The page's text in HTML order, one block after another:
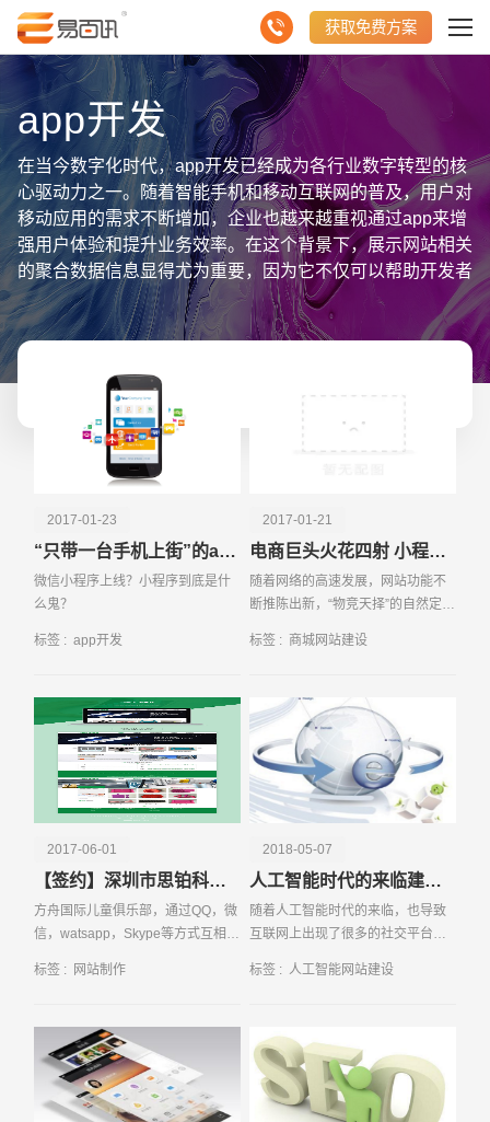
获取免费方案
app开发
在当今数字化时代，app开发已经成为各行业数字转型的核
心驱动力之一。随着智能手机和移动互联网的普及，用户对
移动应用的需求不断增加，企业也越来越重视通过app来增
强用户体验和提升业务效率。在这个背景下，展示网站相关
的聚合数据信息显得尤为重要，因为它不仅可以帮助开发者
更好地理解市场需求，还能为产品优化和商业决策提供有力
支持。 聚合数据信息是指通过各种渠道收集并整合的数
据，这些数据可以包括用户行为数据、市场分析数据、竞争
对手数据等。对于app开发者来说，这些数据是宝贵的资
源，因为它们可以提供关于用户偏好、市场趋势和竞争态势
的深刻洞见。例如，通过分析用户行为数据，开发者可以了
解用户在应用中最常使用的功能、停留时间最长的页面以及
在哪些环节容易流失。这些信息可以帮助开发者优化用户界
过对不同应用类别的下载量、用户评价和收入数据进行分
析，开发者可以发现哪些类型的应用最受欢迎，以及用户对
这些应用的主要需求和痛点。这些信息可以指导开发者在产
品规划阶段做出更明智的决策，选择具有市场潜力的应用类
点、用户评价和市场表现，从而找到自身产品的差异化优势
和改进空间。例如，如果竞争对手的应用在某些功能上表现
优异，而用户评价却不高，开发者可以借鉴其成功经验，同
时避免其不足之处，从而开发出更受用户欢迎的产品。 展
示网站相关的聚合数据信息不仅对开发者有重要价值，对企
业管理层同样意义重大。通过这些数据，管理层可以更全面
地了解市场动态和用户需求，从而制定更有效的市场营销和
业务发展策略。例如，通过对用户评价和反馈的分析，管理
层可以发现用户对产品的主要关注点和满意度，从而制定针
层识别潜在的市场机会和风险，及时调整业务方向和资源配
发过程中，展示网站相关的聚合数据信息具有重要的指导意
义。通过对用户行为数据、市场分析数据和竞争对手数据的
综合分析，开发者和企业管理层可以更好地理解市场需求，
优化产品设计和功能，制定有效的市场营销策略，从而提升
2017-01-23
“只带一台手机上街”的app生活模式 你造吗？
微信小程序上线？小程序到底是什
么鬼？
标签 : app开发
2017-01-21
电商巨头火花四射 小程序PK苹果APP应用 谁能领衔？
随着网络的高速发展，网站功能不
断推陈出新，“物竞天择”的自然定律
只能是慢慢被淡出人们视线的残酷
标签 : 商城网站建设
2017-06-01
【签约】深圳市思铂科技有限公司网站设计
方舟国际儿童俱乐部，通过QQ，微
信，watsapp，Skype等方式互相学
流和信息。我们新的学习方式激发
步相结合的创意课程则
标签 : 网站制作
2018-05-07
人工智能时代的来临建设网站还有必要吗
随着人工智能时代的来临，也导致
互联网上出现了很多的社交平台以
手段也转移到了手机APP、微信等
标签 : 人工智能网站建设
电话 微信号